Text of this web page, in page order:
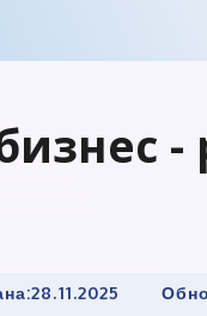
-
28.11.2025